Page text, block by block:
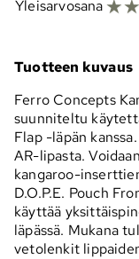
Yleisarvosana ☆☆
Tuotteen kuvaus
Ferro Concepts
suunniteltu
Flap -läpän
AR-lipasta.
kangaroo-
D.O.P.E. Pouch
käyttää
läpässä. Mukana
vetolenkit